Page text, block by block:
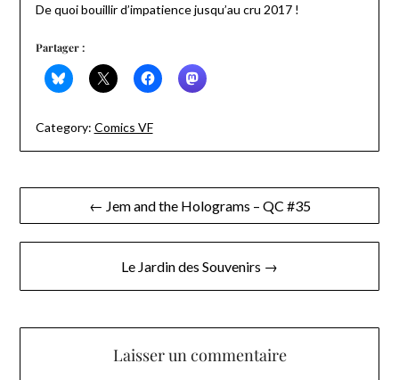
De quoi bouillir d’impatience jusqu’au cru 2017 !
Partager :
Category: Comics VF
Navigation
de
← Jem and the Holograms – QC #35
Le Jardin des Souvenirs →
Laisser un commentaire